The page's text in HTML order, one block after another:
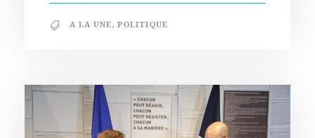
A LA UNE, POLITIQUE